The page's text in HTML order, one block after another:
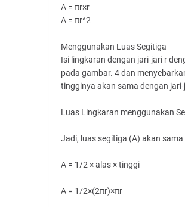
A = πr×r
A = πr^2
Menggunakan Luas Segitiga
Isi lingkaran dengan jari-jari r
pada gambar. 4 dan
tingginya akan sama dengan
Luas Lingkaran menggunakan
Jadi, luas segitiga (A) akan
A = 1/2 × alas × tinggi
A = 1/2×(2πr)×πr